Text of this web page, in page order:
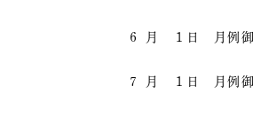
６ 月 １日 月例御
７ 月 １日 月例御